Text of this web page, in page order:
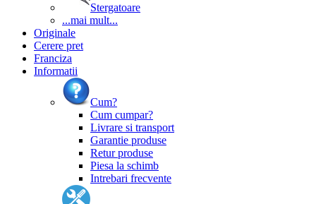
Stergatoare
...mai mult...
Originale
Cerere pret
Franciza
Informatii
Cum?
Cum cumpar?
Livrare si transport
Garantie produse
Retur produse
Piesa la schimb
Intrebari frecvente